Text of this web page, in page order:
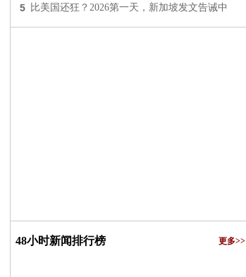
5 比美国还狂？2026第一天，新加坡发文告诫中
48小时新闻排行榜 更多>>